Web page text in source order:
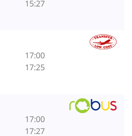
15:27
17:00
17:25
17:00
17:27